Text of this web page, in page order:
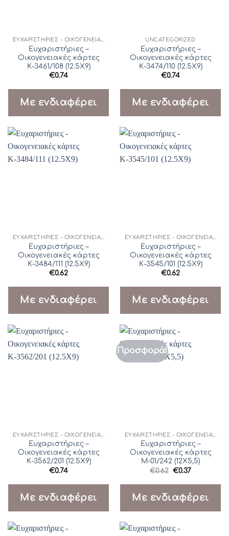
ΕΥΧΑΡΙΣΤΉΡΙΕΣ - ΟΙΚΟΓΕΝΕΙΑΚΈΣ ΚΆΡΤΕΣ
Ευχαριστήριες –
Οικογενειακές κάρτες
Κ-3461/108 (12.5Χ9)
€0.74
Με ενδιαφέρει
UNCATEGORIZED
Ευχαριστήριες –
Οικογενειακές κάρτες
Κ-3474/110 (12.5Χ9)
€0.74
Με ενδιαφέρει
Ευχαριστήριες –
Οικογενειακές κάρτες
Κ-3484/111 (12.5Χ9)
€0.62
Με ενδιαφέρει
Ευχαριστήριες –
Οικογενειακές κάρτες
Κ-3545/101 (12.5Χ9)
€0.62
Με ενδιαφέρει
Ευχαριστήριες –
Οικογενειακές κάρτες
Κ-3562/201 (12.5Χ9)
€0.74
Με ενδιαφέρει
Προσφορά!
Ευχαριστήριες –
Οικογενειακές κάρτες
Μ-01/242 (12Χ5,5)
€0.62 Original
was:
€0.37Η
τιμή
€0.37.
Με ενδιαφέρει